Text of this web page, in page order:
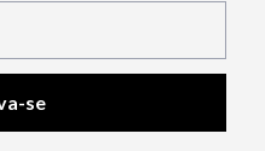
se